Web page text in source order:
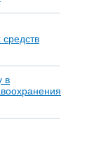
средств
в